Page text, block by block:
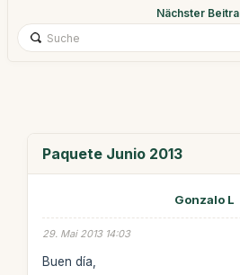
Nächster
Paquete Junio 2013
Gonzalo L
29. Mai 2013 14:03
Buen día,